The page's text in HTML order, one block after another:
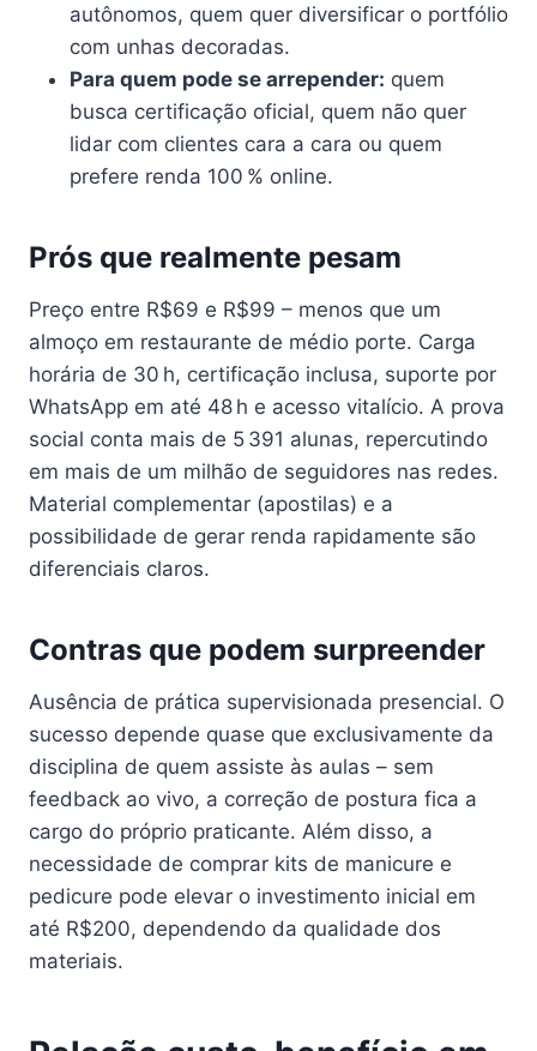
autônomos, quem quer diversificar o portfólio
com unhas decoradas.
Para quem pode se arrepender: quem
busca certificação oficial, quem não quer
lidar com clientes cara a cara ou quem
prefere renda 100 % online.
Prós que realmente pesam
Preço entre R$69 e R$99 – menos que um
almoço em restaurante de médio porte. Carga
horária de 30 h, certificação inclusa, suporte por
WhatsApp em até 48 h e acesso vitalício. A prova
social conta mais de 5 391 alunas, repercutindo
em mais de um milhão de seguidores nas redes.
Material complementar (apostilas) e a
possibilidade de gerar renda rapidamente são
diferenciais claros.
Contras que podem surpreender
Ausência de prática supervisionada presencial. O
sucesso depende quase que exclusivamente da
disciplina de quem assiste às aulas – sem
feedback ao vivo, a correção de postura fica a
cargo do próprio praticante. Além disso, a
necessidade de comprar kits de manicure e
pedicure pode elevar o investimento inicial em
até R$200, dependendo da qualidade dos
materiais.